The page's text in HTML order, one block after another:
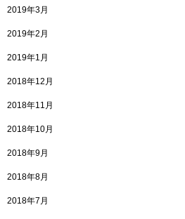
2019年3月
2019年2月
2019年1月
2018年12月
2018年11月
2018年10月
2018年9月
2018年8月
2018年7月